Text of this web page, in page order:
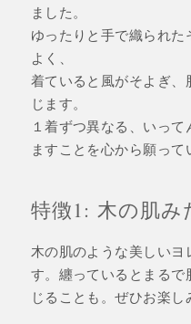
ました。
ゆったりと手で織られ
よく、
着ていると風がそよぎ
じます。
１着ずつ異なる、いっ
ますことを心から願って
特徴1: 木の肌み
木の肌のような美しい
す。纏っているとまる
じることも。ぜひお楽し